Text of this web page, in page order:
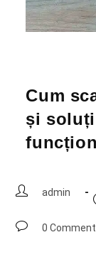
Cum
și
admin
0